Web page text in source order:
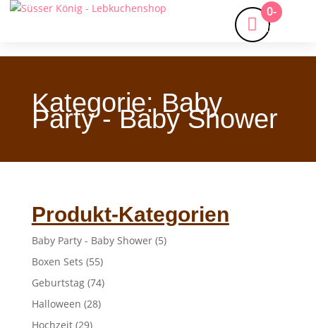
0-
Artikel
Kategorie: Baby
Party - Baby Shower
Produkt-Kategorien
Baby Party - Baby Shower (5)
Boxen Sets (55)
Geburtstag (74)
Halloween (28)
Hochzeit (29)